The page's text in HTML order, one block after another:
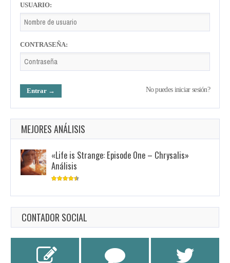
USUARIO:
CONTRASEÑA:
No puedes iniciar sesión?
MEJORES ANÁLISIS
«Life is Strange: Episode One – Chrysalis»
Análisis
CONTADOR SOCIAL